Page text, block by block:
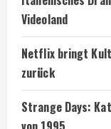
Videoland
Netflix bringt
zurück
Strange Days: